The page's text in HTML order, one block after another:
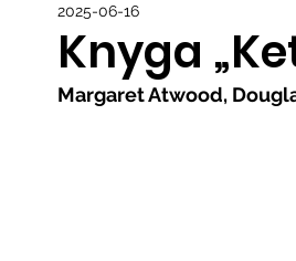
Kraštotyros darbai
Sidabrinės bitės Garbės ženklas
Knyga
2025-06-16
Margaret Atwood,